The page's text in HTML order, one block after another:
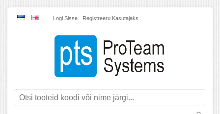
Logi Sisse Registreeru Kasutajaks